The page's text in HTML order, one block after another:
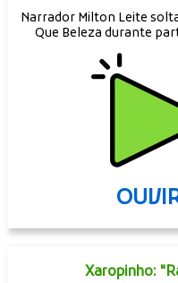
Narrador Milton Leite
Que Beleza durante
Xaropinho: